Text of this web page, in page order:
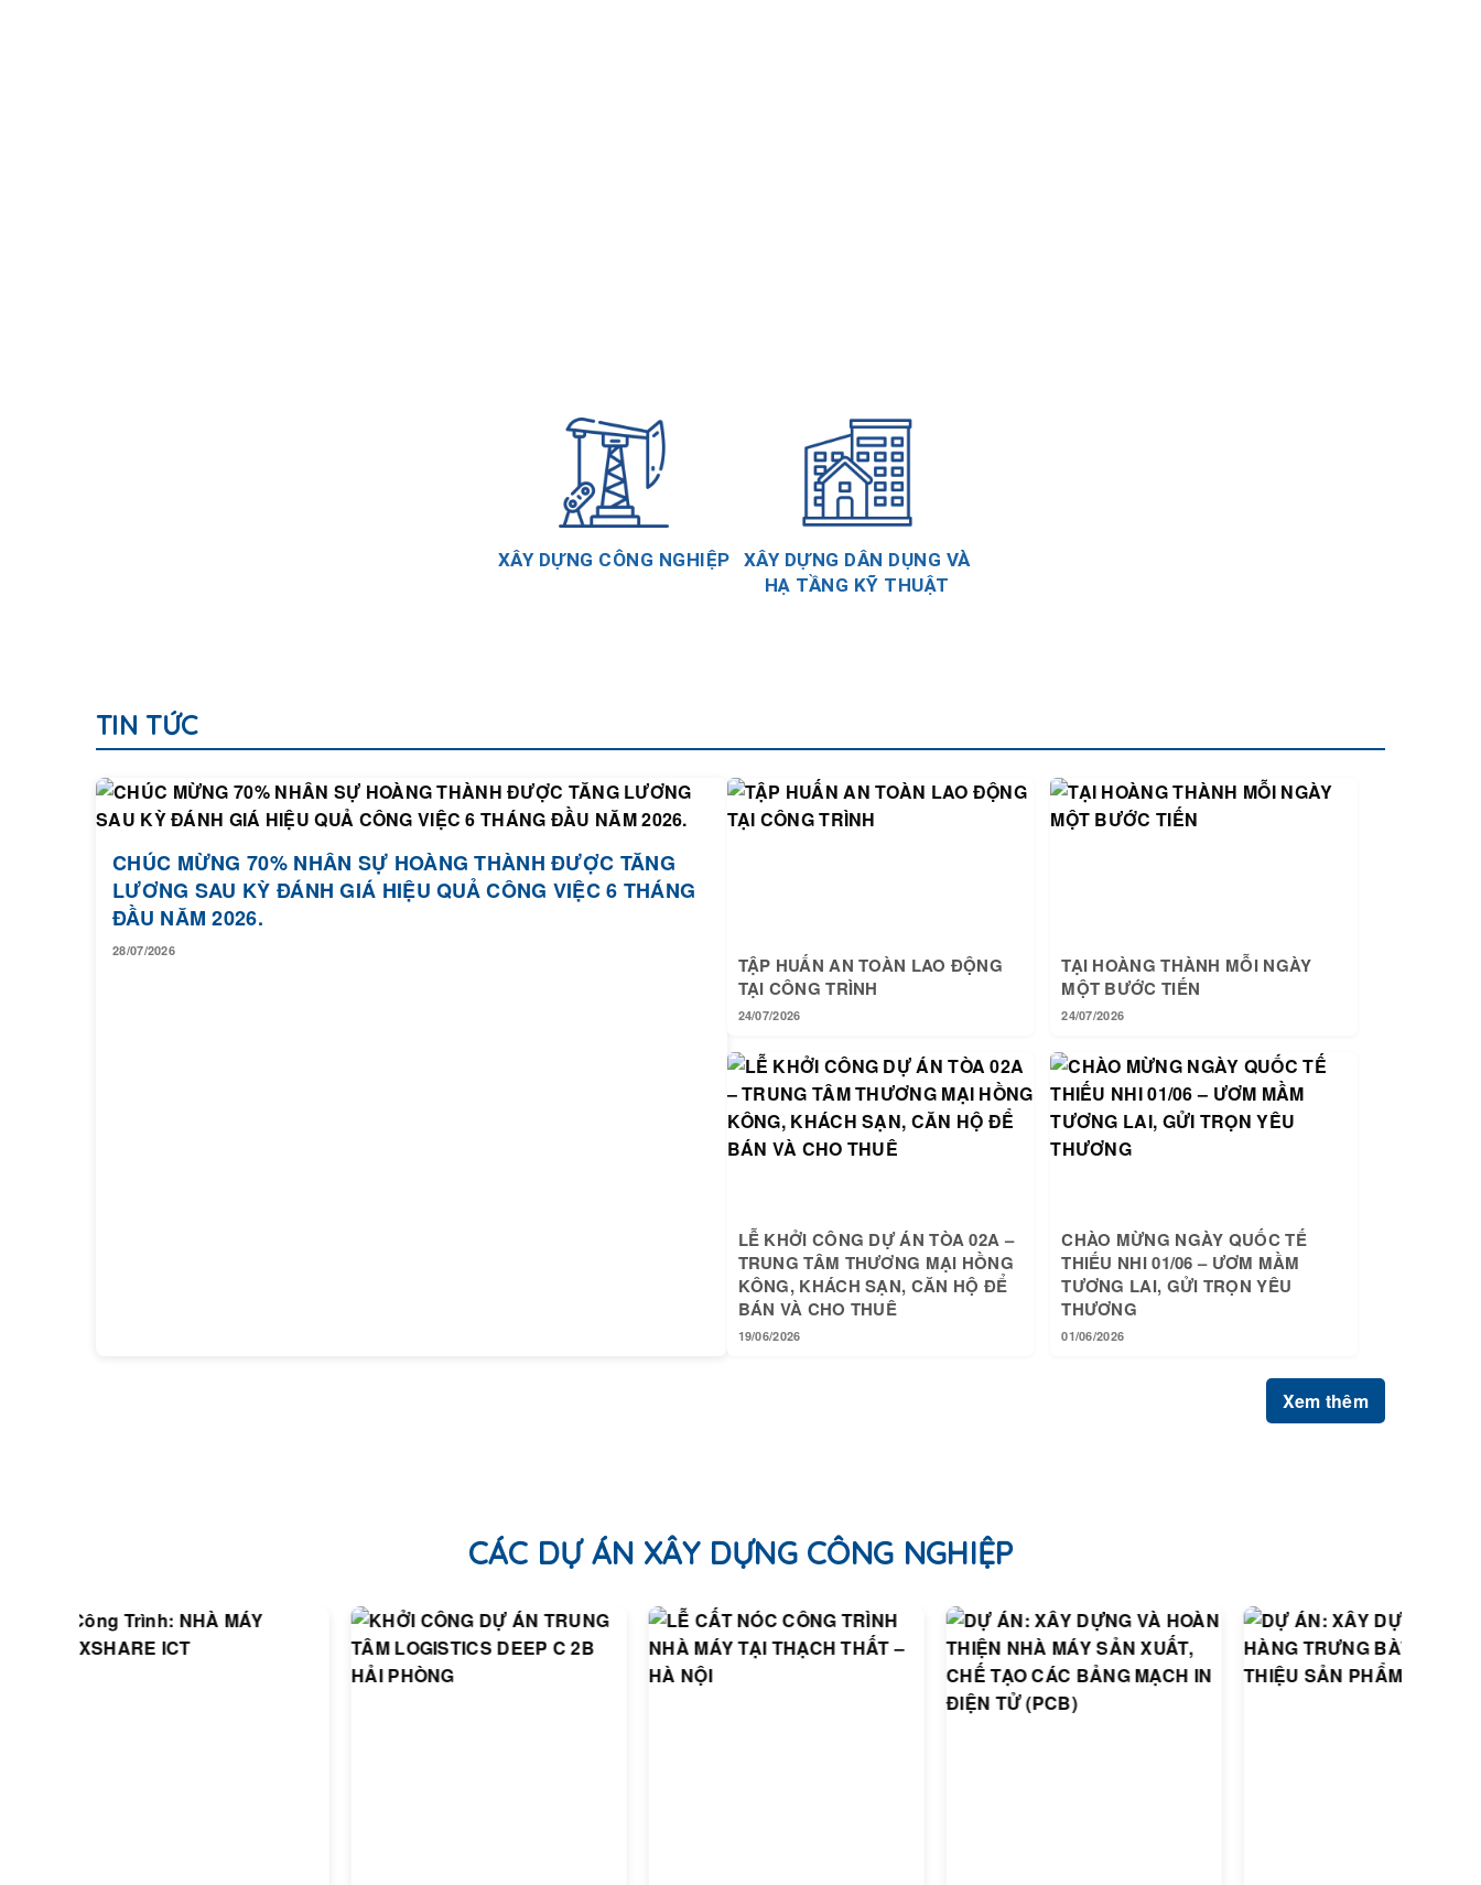
XÂY DỰNG CÔNG NGHIỆP
XÂY DỰNG DÂN DỤNG VÀ
HẠ TẦNG KỸ THUẬT
TIN TỨC
CHÚC MỪNG 70% NHÂN SỰ HOÀNG THÀNH ĐƯỢC TĂNG
LƯƠNG SAU KỲ ĐÁNH GIÁ HIỆU QUẢ CÔNG VIỆC 6 THÁNG
ĐẦU NĂM 2026.
28/07/2026
TẬP HUẤN AN TOÀN LAO ĐỘNG
TẠI CÔNG TRÌNH
24/07/2026
TẠI HOÀNG THÀNH MỖI NGÀY
MỘT BƯỚC TIẾN
24/07/2026
LỄ KHỞI CÔNG DỰ ÁN TÒA 02A –
TRUNG TÂM THƯƠNG MẠI HỒNG
KÔNG, KHÁCH SẠN, CĂN HỘ ĐỂ
BÁN VÀ CHO THUÊ
19/06/2026
CHÀO MỪNG NGÀY QUỐC TẾ
THIẾU NHI 01/06 – ƯƠM MẦM
TƯƠNG LAI, GỬI TRỌN YÊU
THƯƠNG
01/06/2026
Xem thêm
CÁC DỰ ÁN XÂY DỰNG CÔNG NGHIỆP